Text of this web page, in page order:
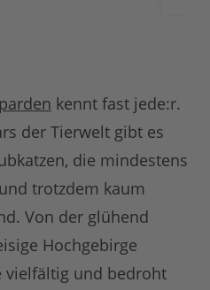
kennt fast jede:r.
der Tierwelt gibt es
die mindestens
trotzdem kaum
Von der glühend
Hochgebirge
vielfältig und bedroht